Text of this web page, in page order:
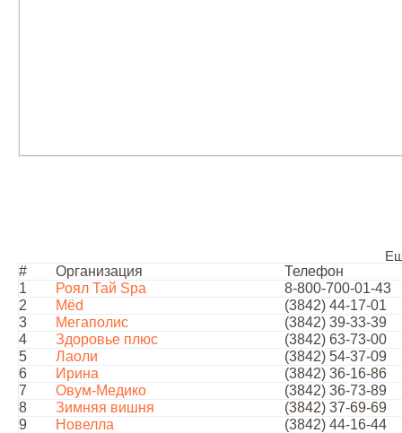
# Организация
Телефон
1
Роял Тай Spa
8-800-700-01-43
2
Мёd
(3842) 44-17-01
3
Мегаполис
(3842) 39-33-39
4
Здоровье плюс
(3842) 63-73-00
5
Лаоли
(3842) 54-37-09
6
Ирина
(3842) 36-16-86
7
Овум-Медико
(3842) 36-73-89
8
Зимняя вишня
(3842) 37-69-69
9
Новелла
(3842) 44-16-44